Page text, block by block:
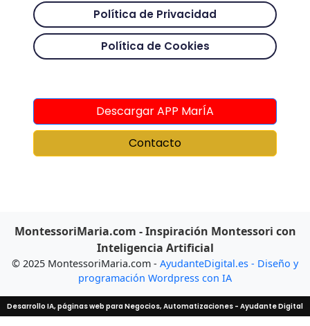
Política de Privacidad
Política de Cookies
Descargar APP MarÍA
Contacto
MontessoriMaria.com - Inspiración Montessori con
Inteligencia Artificial
© 2025 MontessoriMaria.com - AyudanteDigital.es - Diseño y
programación Wordpress con IA
Desarrollo IA, páginas web para Negocios, Automatizaciones - Ayudante Digital